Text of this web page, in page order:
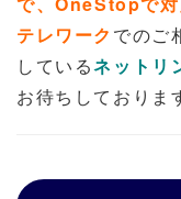
テレワーク でのご
しているネットリ
お待ちしておりま